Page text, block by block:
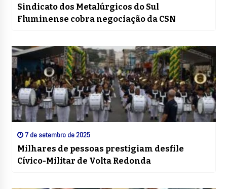
Sindicato dos Metalúrgicos do Sul
Fluminense cobra negociação da CSN
7 de setembro de 2025
Milhares de pessoas prestigiam desfile
Cívico-Militar de Volta Redonda